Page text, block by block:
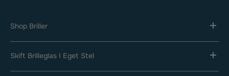
Shop Briller
Skift Brilleglas I Eget Stel